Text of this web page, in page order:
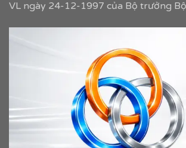
VL ngày 24-12-1997 của Bộ trưởng